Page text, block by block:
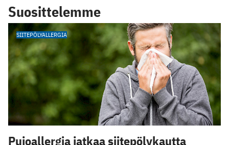
Suosittelemme
SIITEPÖLYALLERGIA
Pujoallergia jatkaa siitepölykautta